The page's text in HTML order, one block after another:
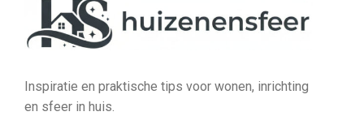
Inspiratie en praktische tips voor wonen, inrichting
en sfeer in huis.